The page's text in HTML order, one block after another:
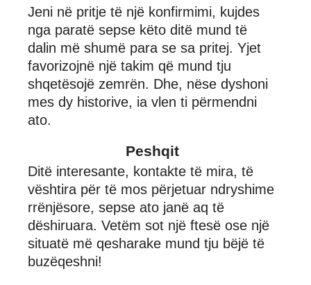
Jeni në pritje të një konfirmimi, kujdes
nga paratë sepse këto ditë mund të
dalin më shumë para se sa pritej. Yjet
favorizojnë një takim që mund tju
shqetësojë zemrën. Dhe, nëse dyshoni
mes dy historive, ia vlen ti përmendni
ato.
Peshqit
Ditë interesante, kontakte të mira, të
vështira për të mos përjetuar ndryshime
rrënjësore, sepse ato janë aq të
dëshiruara. Vetëm sot një ftesë ose një
situatë më qesharake mund tju bëjë të
buzëqeshni!